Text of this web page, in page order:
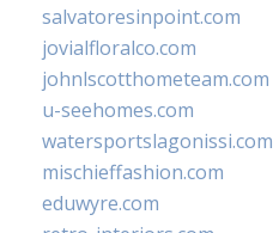
salvatoresinpoint.com
jovialfloralco.com
johnlscotthometeam.com
u-seehomes.com
watersportslagonissi.com
mischieffashion.com
eduwyre.com